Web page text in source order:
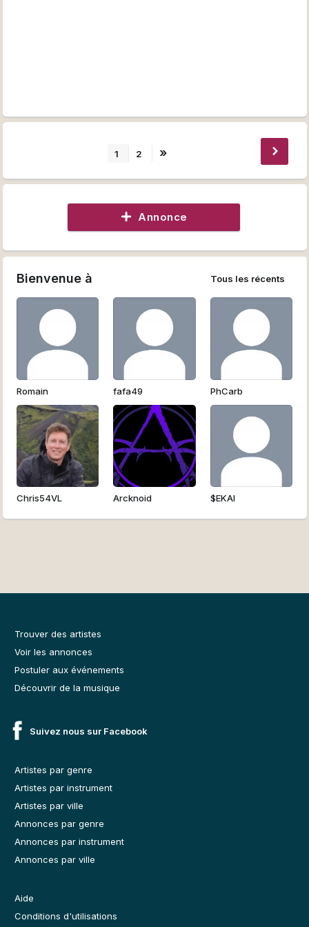
1 2 »
Annonce
Bienvenue à Tous les récents
Romain fafa49 PhCarb
Chris54VL Arcknoid $EKAI
Trouver des artistes
Voir les annonces
Postuler aux événements
Découvrir de la musique
Suivez nous sur Facebook
Artistes par genre
Artistes par instrument
Artistes par ville
Annonces par genre
Annonces par instrument
Annonces par ville
Aide
Conditions d'utilisations